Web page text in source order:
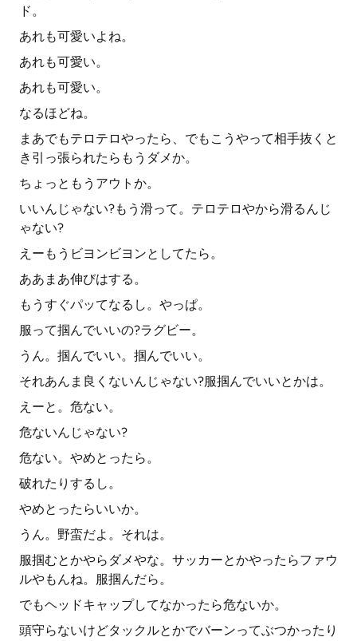
ド。
あれも可愛いよね。
あれも可愛い。
あれも可愛い。
なるほどね。
まあでもテロテロやったら、でもこうやって相手抜くと
き引っ張られたらもうダメか。
ちょっともうアウトか。
いいんじゃない?もう滑って。テロテロやから滑るんじ
ゃない?
えーもうビヨンビヨンとしてたら。
ああまあ伸びはする。
もうすぐパッてなるし。やっぱ。
服って掴んでいいの?ラグビー。
うん。掴んでいい。掴んでいい。
それあんま良くないんじゃない?服掴んでいいとかは。
えーと。危ない。
危ないんじゃない?
危ない。やめとったら。
破れたりするし。
やめとったらいいか。
うん。野蛮だよ。それは。
服掴むとかやらダメやな。サッカーとかやったらファウ
ルやもんね。服掴んだら。
でもヘッドキャップしてなかったら危ないか。
頭守らないけどタックルとかでバーンってぶつかったり